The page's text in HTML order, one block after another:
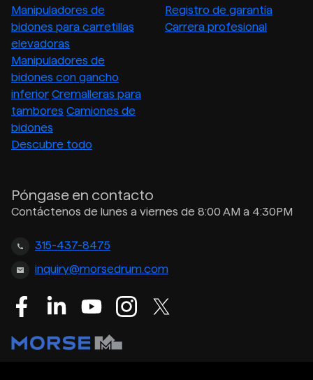
Manipuladores de
bidones para carretillas
elevadoras
Manipuladores de
bidones con gancho
inferior Cremalleras para
tambores Camiones de
bidones
Descubre todo
Registro de garantía
Carrera profesional
Póngase en contacto
Contáctenos de lunes a viernes de 8:00 AM a 4:30PM
315-437-8475
inquiry@morsedrum.com